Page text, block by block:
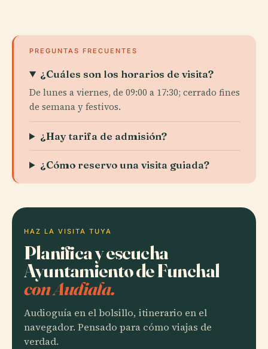
PREGUNTAS FRECUENTES
¿Cuáles son los horarios de visita?
De lunes a viernes, de 09:00 a 17:30; cerrado fines
de semana y festivos.
¿Hay tarifa de admisión?
¿Cómo reservo una visita guiada?
HAZ LA VISITA TUYA
Planifica y escucha
Ayuntamiento de Funchal
con Audiala.
Audioguía en el bolsillo, itinerario en el
navegador. Pensado para cómo viajas de
verdad.